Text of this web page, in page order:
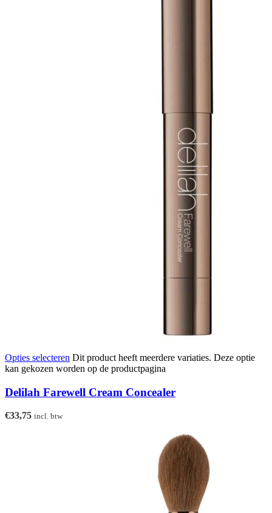
Opties selecteren Dit product heeft meerdere variaties. Deze optie
kan gekozen worden op de productpagina
Delilah Farewell Cream Concealer
€33,75 incl. btw